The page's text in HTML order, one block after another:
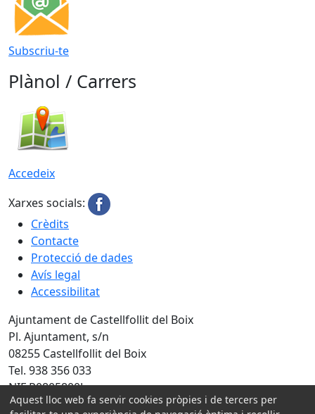
Subscriu-te
Plànol / Carrers
Accedeix
Xarxes socials:
Crèdits
Contacte
Protecció de dades
Avís legal
Accessibilitat
Ajuntament de Castellfollit del Boix
Pl. Ajuntament, s/n
08255 Castellfollit del Boix
Tel. 938 356 033
NIF P0805800J
Aquest lloc web fa servir cookies pròpies i de tercers per